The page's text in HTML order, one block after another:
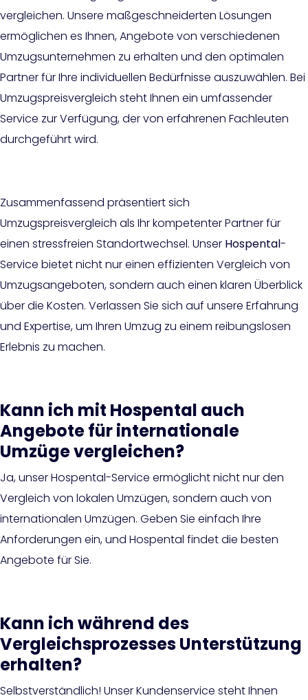
vergleichen. Unsere maßgeschneiderten Lösungen
ermöglichen es Ihnen, Angebote von verschiedenen
Umzugsunternehmen zu erhalten und den optimalen
Partner für Ihre individuellen Bedürfnisse auszuwählen. Bei
Umzugspreisvergleich steht Ihnen ein umfassender
Service zur Verfügung, der von erfahrenen Fachleuten
durchgeführt wird.
Zusammenfassend präsentiert sich
Umzugspreisvergleich als Ihr kompetenter Partner für
einen stressfreien Standortwechsel. Unser Hospental-
Service bietet nicht nur einen effizienten Vergleich von
Umzugsangeboten, sondern auch einen klaren Überblick
über die Kosten. Verlassen Sie sich auf unsere Erfahrung
und Expertise, um Ihren Umzug zu einem reibungslosen
Erlebnis zu machen.
Kann ich mit Hospental auch
Angebote für internationale
Umzüge vergleichen?
Ja, unser Hospental-Service ermöglicht nicht nur den
Vergleich von lokalen Umzügen, sondern auch von
internationalen Umzügen. Geben Sie einfach Ihre
Anforderungen ein, und Hospental findet die besten
Angebote für Sie.
Kann ich während des
Vergleichsprozesses Unterstützung
erhalten?
Selbstverständlich! Unser Kundenservice steht Ihnen